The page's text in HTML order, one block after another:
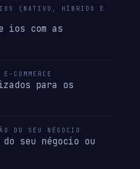
IOS (NATIVO, HÍBRIDO E
ios com as
COMMERCE
para os
DO SEU NÉGOCIO
seu négocio ou